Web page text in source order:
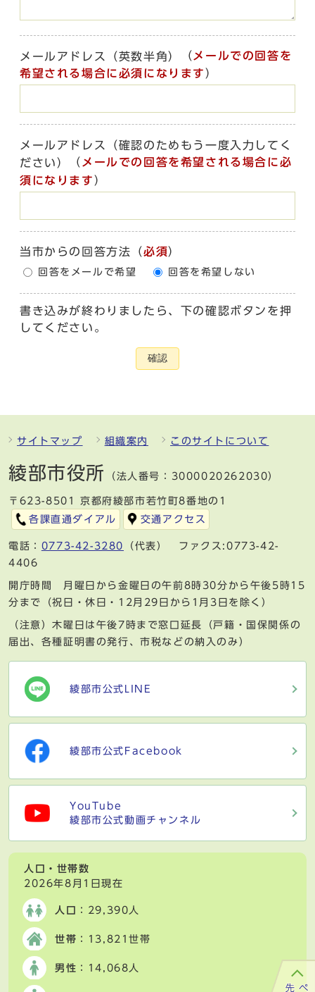
メールアドレス（英数半角） （ メールでの回答を
希望される場合に必須になります ）
メールアドレス（確認のためもう一度入力してく
ださい）
（ メールでの回答を希望される場合に必
須になります ）
当市からの回答方法 （必須）
回答をメールで希望 回答を希望しない
書き込みが終わりましたら、下の確認ボタンを押
してください。
確認
サイトマップ 組織案内 このサイトについて
綾部市役所 （法人番号：3000020262030）
〒623-8501 京都府綾部市若竹町8番地の1
各課直通ダイアル
交通アクセス
電話： 0773-42-3280
（代表） ファクス:0773-42-
4406
開庁時間 月曜日から金曜日の午前8時30分から午後5時15
分まで（祝日・休日・12月29日から1月3日を除く）
（注意）木曜日は午後7時まで窓口延長（戸籍・国保関係の
届出、各種証明書の発行、市税などの納入のみ）
綾部市公式LINE
綾部市公式Facebook
YouTube
綾部市公式動画チャンネル
人口・世帯数
2026年8月1日現在
人口 ：29,390人
世帯 ：13,821世帯
男性 ：14,068人